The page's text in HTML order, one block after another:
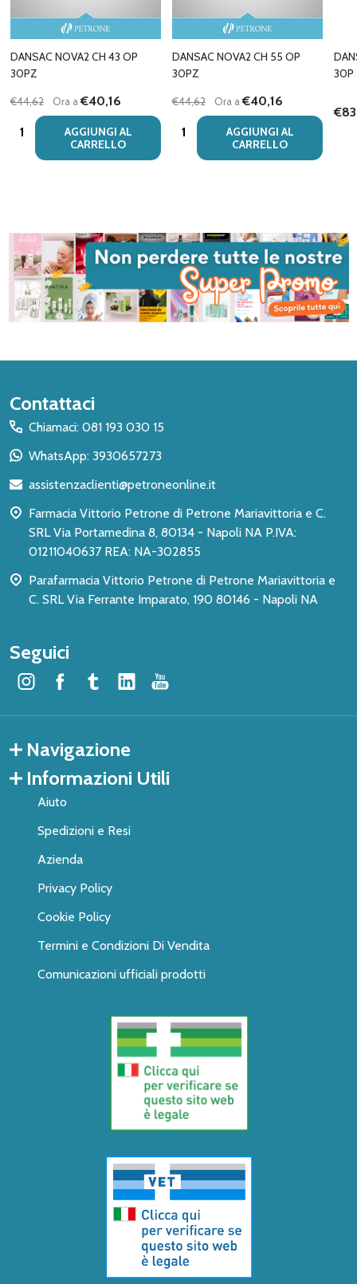
DANSAC NOVA2 CH 43 OP
30PZ
€44,62 Ora a€40,16
Quantità:
AGGIUNGI AL
CARRELLO
DANSAC NOVA2 CH 55 OP
30PZ
€44,62 Ora a€40,16
Quantità:
AGGIUNGI AL
CARRELLO
30P
Inizio
del
piè
pagina
Contattaci
Chiamaci: 081 193 030 15
WhatsApp: 3930657273
assistenzaclienti@petroneonline.it
Farmacia Vittorio Petrone di Petrone Mariavittoria e C.
SRL Via Portamedina 8, 80134 - Napoli NA P.IVA:
01211040637 REA: NA-302855
Parafarmacia Vittorio Petrone di Petrone Mariavittoria e
C. SRL Via Ferrante Imparato, 190 80146 - Napoli NA
Seguici
Navigazione
Informazioni Utili
Aiuto
Spedizioni e Resi
Azienda
Privacy Policy
Cookie Policy
Termini e Condizioni Di Vendita
Comunicazioni ufficiali prodotti